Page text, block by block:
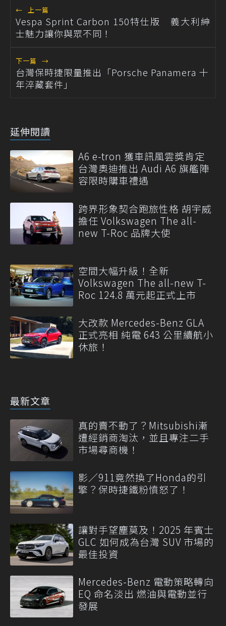
← 上一篇
Vespa Sprint Carbon 150特仕版 義大利紳
士魅力讓你與眾不同！
下一篇 →
台灣保時捷限量推出「Porsche Panamera 十
年淬藏套件」
延伸閱讀
A6 e-tron 獲車訊風雲獎肯定
台灣奧迪推出 Audi A6 旗艦陣
容限時購車禮遇
跨界形象契合跑旅性格 胡宇威
擔任 Volkswagen The all-
new T-Roc 品牌大使
空間大幅升級！全新
Volkswagen The all-new T-
Roc 124.8 萬元起正式上市
大改款 Mercedes-Benz GLA
正式亮相 純電 643 公里續航小
休旅！
最新文章
真的賣不動了？Mitsubishi漸
遭經銷商淘汰，並且專注二手
市場尋商機！
影／911竟然換了Honda的引
擎？保時捷鐵粉憤怒了！
讓對手望塵莫及！2025 年賓士
GLC 如何成為台灣 SUV 市場的
最佳投資
Mercedes-Benz 電動策略轉向
EQ 命名淡出 燃油與電動並行
發展